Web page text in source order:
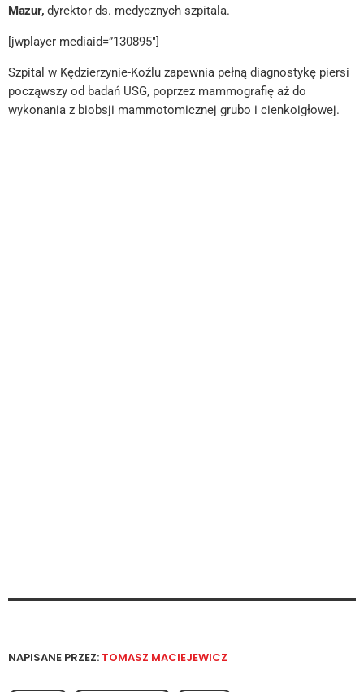
Mazur, dyrektor ds. medycznych szpitala.
[jwplayer mediaid=”130895″]
Szpital w Kędzierzynie-Koźlu zapewnia pełną diagnostykę piersi
począwszy od badań USG, poprzez mammografię aż do
wykonania z biobsji mammotomicznej grubo i cienkoigłowej.
NAPISANE PRZEZ: TOMASZ MACIEJEWICZ